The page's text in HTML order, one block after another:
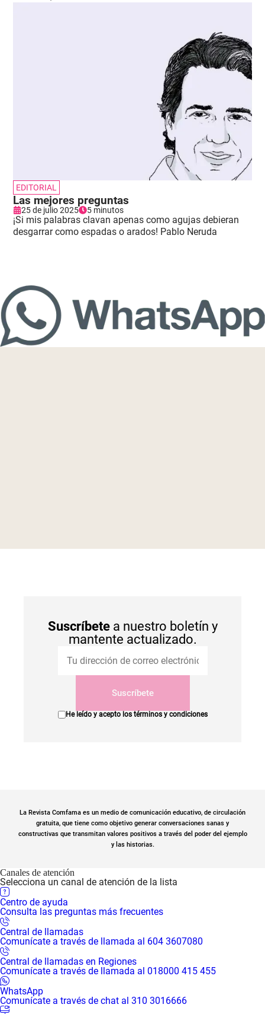
EDITORIAL
Las mejores preguntas
25 de julio 2025 5 minutos
¡Si mis palabras clavan apenas como agujas debieran
desgarrar como espadas o arados! Pablo Neruda
Suscríbetea nuestro boletín y
mantente actualizado.
Suscríbete
He leído y acepto los términos y condiciones
La Revista Comfama es un medio de comunicación educativo, de circulación
gratuita, que tiene como objetivo generar conversaciones sanas y
constructivas que transmitan valores positivos a través del poder del ejemplo
y las historias.
Canales de atención
Selecciona un canal de atención de la lista
Centro de ayuda
Consulta las preguntas más frecuentes
Central de llamadas
Comunícate a través de llamada al 604 3607080
Central de llamadas en Regiones
Comunícate a través de llamada al 018000 415 455
WhatsApp
Comunícate a través de chat al 310 3016666